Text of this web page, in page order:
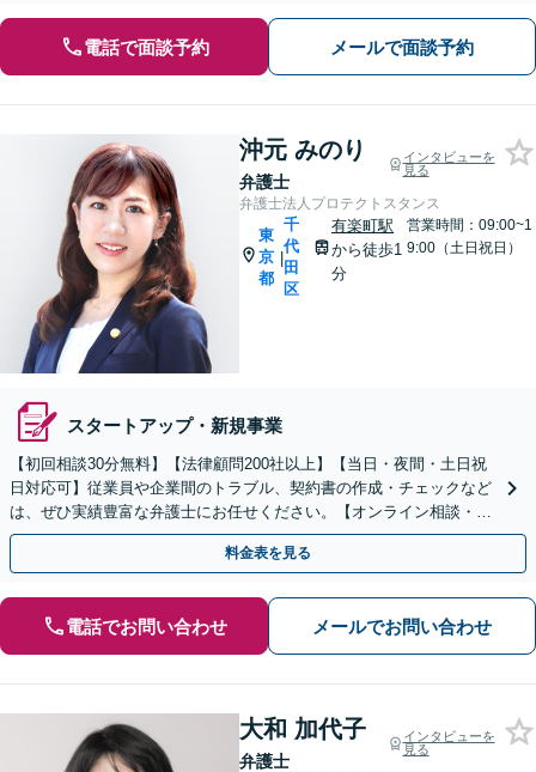
電話で面談予約 メールで面談予約
沖元 みのり
弁護士
インタビューを
見る
弁護士法人プロテクトスタンス
東
京
都
|
千
代
田
区
有楽町駅
から徒歩1
分
営業時間：09:00~1
9:00（土日祝日）
スタートアップ・新規事業
【初回相談30分無料】【法律顧問200社以上】【当日・夜間・土日祝
日対応可】従業員や企業間のトラブル、契約書の作成・チェックなど
は、ぜひ実績豊富な弁護士にお任せください。【オンライン相談・電
子契約に対応】
料金表を見る
電話でお問い合わせ メールでお問い合わせ
大和 加代子
弁護士
インタビューを
見る